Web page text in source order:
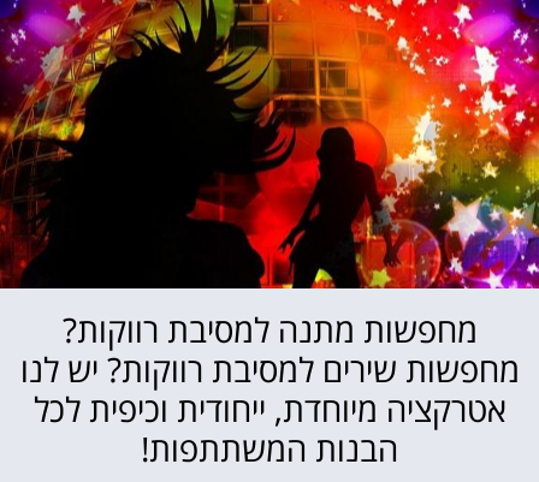
מחפשות מתנה למסיבת רווקות?
מחפשות שירים למסיבת רווקות? יש לנו
אטרקציה מיוחדת, ייחודית וכיפית לכל
הבנות המשתתפות!